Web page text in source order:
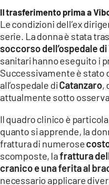
Il trasferimento prima a
Le condizioni dell’ex
serie. La donna è stata
soccorso dell’ospedale
sanitari hanno eseguito i
Successivamente è
all’ospedale diCatanzaro,
attualmente sotto
Il quadro clinico è
quanto si apprende, la
frattura di numerose
scomposte, lafrattura
cranico e una ferita al
necessario applicare